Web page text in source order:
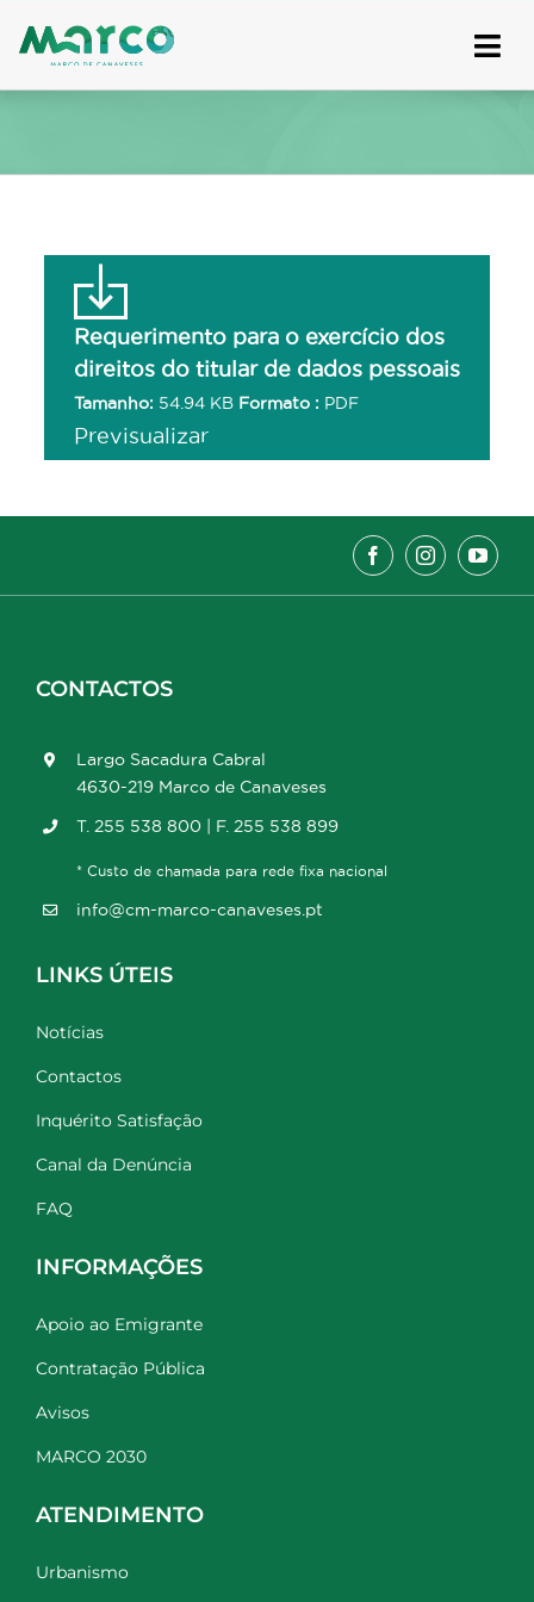
to
Requerimento para o exercício dos
direitos do titular de dados pessoais
Tamanho: 54.94 KB Formato : PDF
Previsualizar
CONTACTOS
Largo Sacadura Cabral
4630-219 Marco de Canaveses
T. 255 538 800 | F. 255 538 899
* Custo de chamada para rede fixa nacional
info@cm-marco-canaveses.pt
LINKS ÚTEIS
Notícias
Contactos
Inquérito Satisfação
Canal da Denúncia
FAQ
INFORMAÇÕES
Apoio ao Emigrante
Contratação Pública
Avisos
MARCO 2030
ATENDIMENTO
Urbanismo